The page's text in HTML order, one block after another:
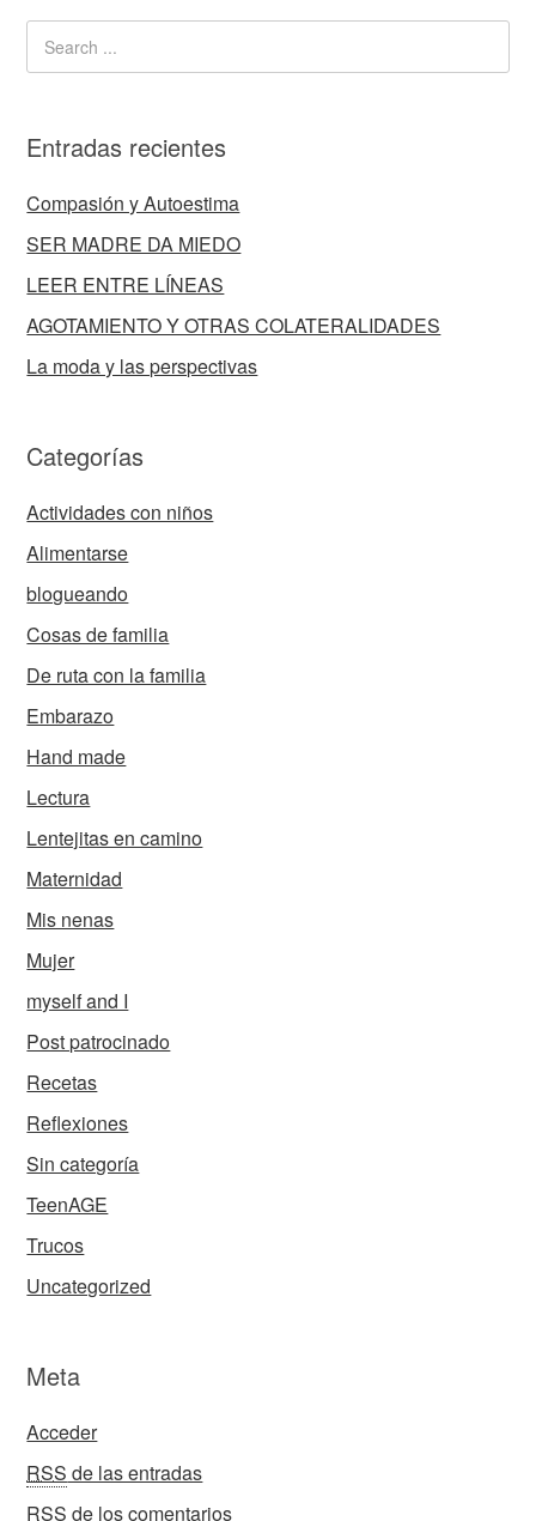
Entradas recientes
Compasión y Autoestima
SER MADRE DA MIEDO
LEER ENTRE LÍNEAS
AGOTAMIENTO Y OTRAS COLATERALIDADES
La moda y las perspectivas
Categorías
Actividades con niños
Alimentarse
blogueando
Cosas de familia
De ruta con la familia
Embarazo
Hand made
Lectura
Lentejitas en camino
Maternidad
Mis nenas
Mujer
myself and I
Post patrocinado
Recetas
Reflexiones
Sin categoría
TeenAGE
Trucos
Uncategorized
Meta
Acceder
RSS de las entradas
RSS de los comentarios